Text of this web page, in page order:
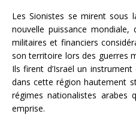
Les Sionistes se mirent sous
nouvelle puissance
militaires et financiers
son territoire lors des guerres
Ils firent d’Israël un
dans cette région hautement
régimes nationalistes arabes
emprise.